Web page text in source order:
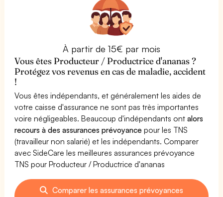
À partir de 15€ par mois
Vous êtes Producteur / Productrice d'ananas ?
Protégez vos revenus en cas de maladie, accident
!
Vous êtes indépendants, et généralement les aides de
votre caisse d'assurance ne sont pas très importantes
voire négligeables. Beaucoup d'indépendants ontalors
recours à des assurances prévoyance pour les TNS
(travailleur non salarié) et les indépendants. Comparer
avec SideCare les meilleures assurances prévoyance
TNS pour Producteur / Productrice d'ananas
Comparer les assurances prévoyances